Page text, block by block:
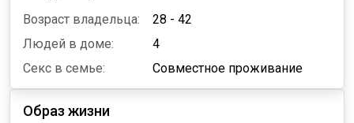
Возраст владельца:
28 - 42
Людей в доме:
4
Секс в семье:
Совместное проживание
Образ жизни